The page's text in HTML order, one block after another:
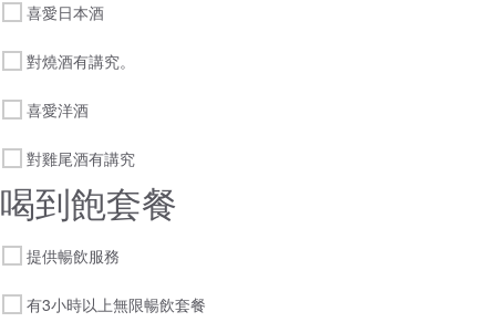
喜愛日本酒
對燒酒有講究。
喜愛洋酒
對雞尾酒有講究
喝到飽套餐
提供暢飲服務
有3小時以上無限暢飲套餐